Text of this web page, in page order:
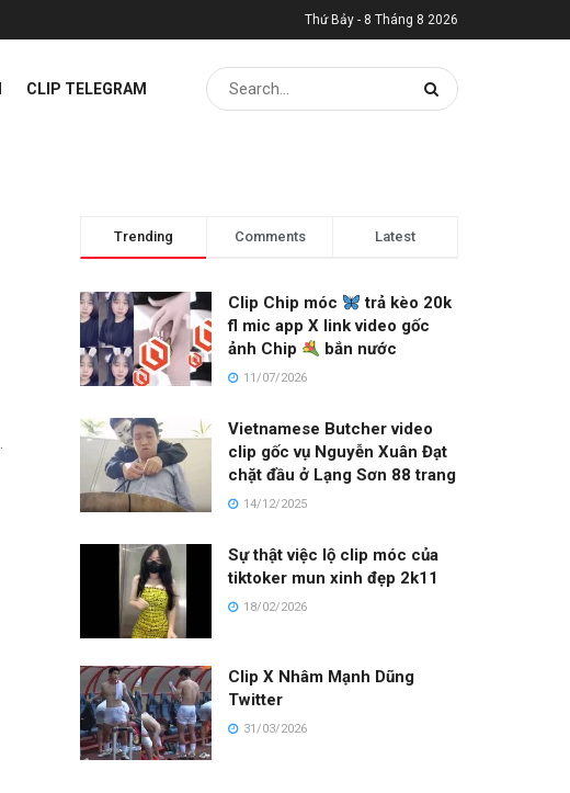
Thứ Bảy - 8 Tháng 8 2026
CLIP TELEGRAM
Trending Comments Latest
Clip Chip móc
trả kèo 20k
fl mic app X link video gốc
ảnh Chip
bắn nước
11/07/2026
Vietnamese Butcher video
clip gốc vụ Nguyễn Xuân Đạt
chặt đầu ở Lạng Sơn 88 trang
14/12/2025
Sự thật việc lộ clip móc của
tiktoker mun xinh đẹp 2k11
18/02/2026
Clip X Nhâm Mạnh Dũng
Twitter
31/03/2026